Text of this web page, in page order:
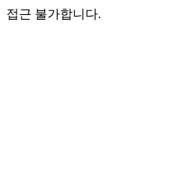
접근 불가합니다.